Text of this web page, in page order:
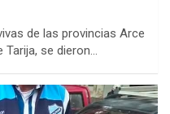
de las provincias Arce
Tarija, se dieron…